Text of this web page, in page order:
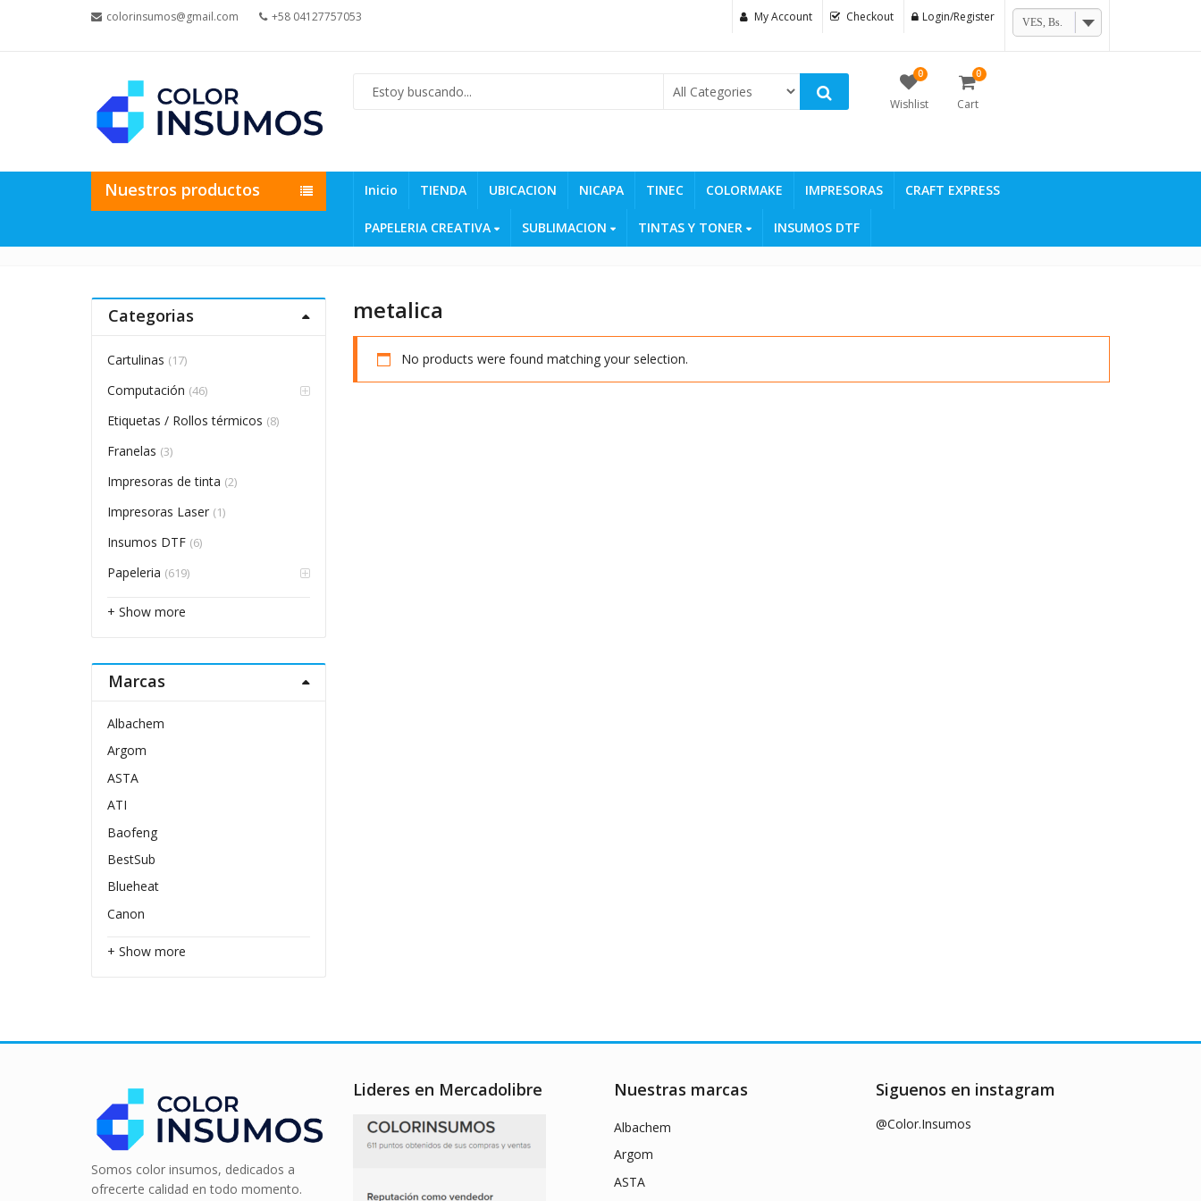
colorinsumos@gmail.com +58 04127757053 My Account Checkout Login/Register VES, Bs.
0
Wishlist
0
Cart
Nuestros productos Inicio TIENDA UBICACION NICAPA TINEC COLORMAKE IMPRESORAS CRAFT EXPRESS
PAPELERIA CREATIVA SUBLIMACION TINTAS Y TONER INSUMOS DTF
metalica
No products were found matching your selection.
Categorias
Cartulinas (17)
Computación (46)
Etiquetas / Rollos térmicos (8)
Franelas (3)
Impresoras de tinta (2)
Impresoras Laser (1)
Insumos DTF (6)
Papeleria (619)
+ Show more
Marcas
Albachem
Argom
ASTA
ATI
Baofeng
BestSub
Blueheat
Canon
+ Show more
Somos color insumos, dedicados a
ofrecerte calidad en todo momento.
Lideres en Mercadolibre Nuestras marcas
Albachem
Argom
ASTA
Siguenos en instagram
@Color.Insumos